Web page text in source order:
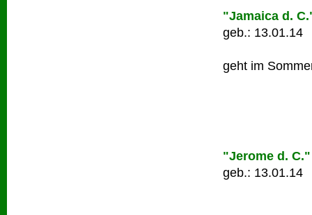
"Jamaica d.
geb.: 13.01.14
geht im
"Jerome d. C."
geb.: 13.01.14